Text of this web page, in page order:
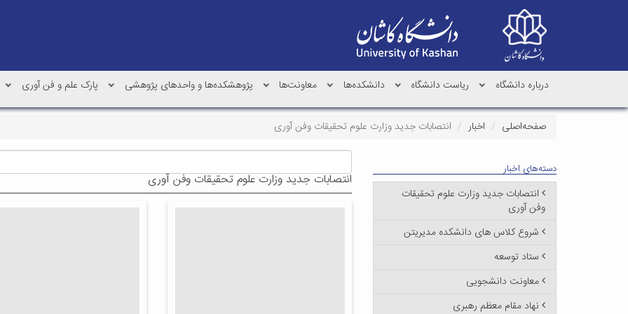
درباره دانشگاه ریاست دانشگاه دانشکده‌ها معاونت‌ها پژوهشکده‌ها و واحدهای پژوهشی پارک علم و فن آوری
صفحه‌اصلی اخبار انتصابات جدید وزارت علوم تحقیقات وفن آوری
انتصابات جدید وزارت علوم تحقیقات وفن آوری
دسته‌های اخبار
انتصابات جدید وزارت علوم تحقیقات
وفن آوری
شروع کلاس های دانشکده مدیریتن
ستاد توسعه
معاونت دانشجویی
نهاد مقام معظم رهبری